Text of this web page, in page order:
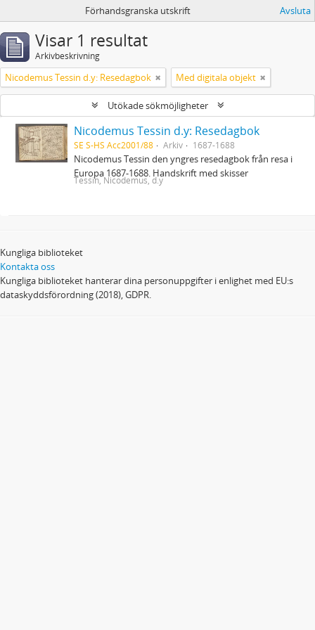
Förhandsgranska utskrift Avsluta
Visar 1 resultat
Arkivbeskrivning
Nicodemus Tessin d.y: Resedagbok Med digitala objekt
Utökade sökmöjligheter
Nicodemus Tessin d.y: Resedagbok
SE S-HS Acc2001/88 Arkiv 1687-1688
Nicodemus Tessin den yngres resedagbok från resa i
Europa 1687-1688. Handskrift med skisser
Tessin, Nicodemus, d.y
Kungliga biblioteket
Kontakta oss
Kungliga biblioteket hanterar dina personuppgifter i enlighet med EU:s
dataskyddsförordning (2018), GDPR.